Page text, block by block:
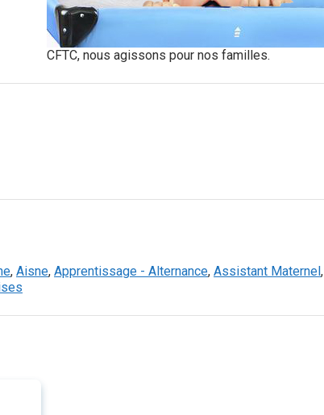
CFTC, nous agissons pour nos familles.
, Aisne, Apprentissage - Alternance, Assistant Maternel,